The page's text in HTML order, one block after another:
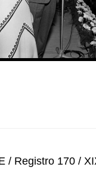
/ Registro 170 /